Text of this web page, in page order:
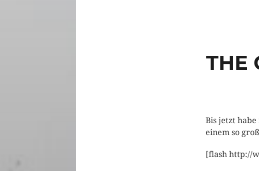
THE
Bis jetzt
einem so
[flash http://